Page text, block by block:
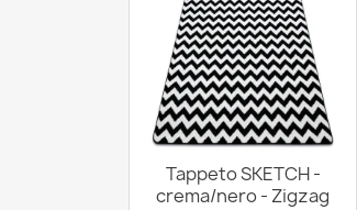
Tappeto SKETCH -
crema/nero - Zigzag